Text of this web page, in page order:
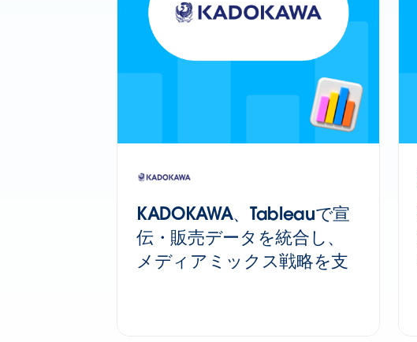
KADOKAWA、Tableauで宣
伝・販売データを統合し、
メディアミックス戦略を支